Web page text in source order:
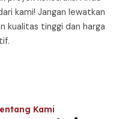
kami! Jangan lewatkan
kualitas tinggi dan harga
Kami